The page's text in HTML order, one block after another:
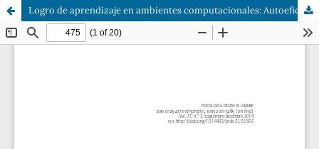
Logro de aprendizaje en ambientes computacionales: Autoeficacia, metas y estilo cognitivo